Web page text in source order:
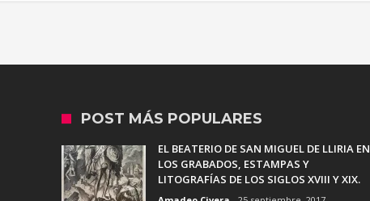
POST MÁS POPULARES
EL BEATERIO DE SAN MIGUEL DE LLIRIA EN
LOS GRABADOS, ESTAMPAS Y
LITOGRAFÍAS DE LOS SIGLOS XVIII Y XIX.